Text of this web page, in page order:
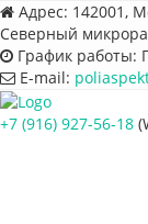
Адрес: 142001,
Северный
График работы:
E-mail:
+7 (916) 927-56-18